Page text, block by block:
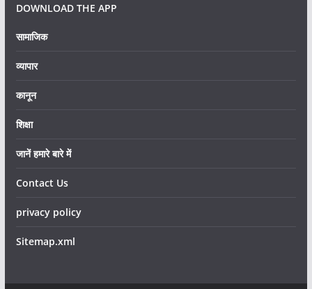
DOWNLOAD THE APP
सामाजिक
व्यापार
कानून
शिक्षा
जानें हमारे बारे में
Contact Us
privacy policy
Sitemap.xml